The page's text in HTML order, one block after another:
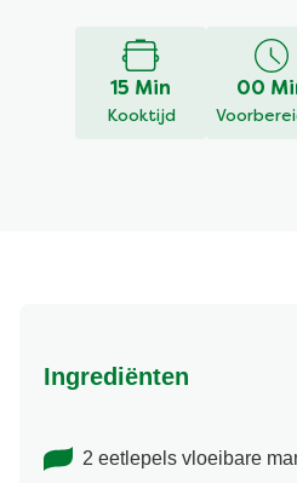
15 Min
Kooktijd
00
Ingrediënten
2 eetlepels vloeibare